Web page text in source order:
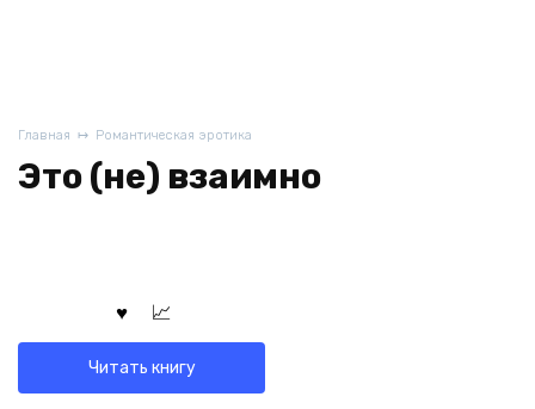
Главная Романтическая эротика
Это (не) взаимно
Читать книгу